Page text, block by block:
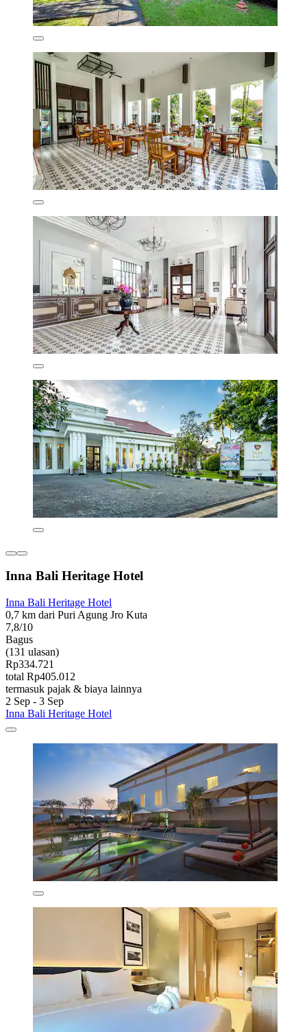
Inna Bali Heritage Hotel
Inna Bali Heritage Hotel
0,7 km dari Puri Agung Jro Kuta
7,8/10
Bagus
(131 ulasan)
Rp334.721
total Rp405.012
termasuk pajak & biaya lainnya
2 Sep - 3 Sep
Inna Bali Heritage Hotel